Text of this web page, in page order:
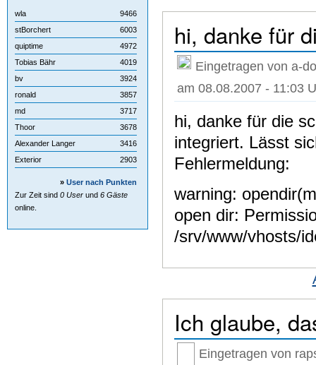
hi, danke für
Eingetragen von a-
am 08.08.2007 - 11:03
hi, danke für die
integriert. Lässt
Fehlermeldung:
warning:
open dir:
/srv/www/vhosts/
Ich glaube,
Eingetragen von
wla
9466
stBorchert
6003
quiptime
4972
Tobias Bähr
4019
bv
3924
ronald
3857
md
3717
Thoor
3678
Alexander Langer
3416
Exterior
2903
» User nach Punkten
Zur Zeit sind 0 User und 6 Gäste
online.